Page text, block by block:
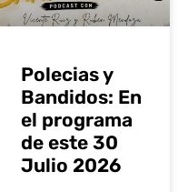
Polecias y
Bandidos: En
el programa
de este 30
Julio 2026